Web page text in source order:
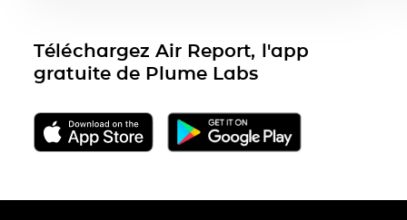
Téléchargez Air Report, l'app
gratuite de Plume Labs